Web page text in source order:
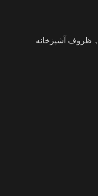
, ظروف آشپزخانه